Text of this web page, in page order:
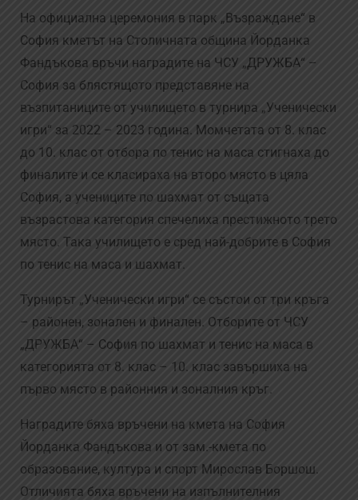
На официална церемония в парк „Възраждане“ в
София кметът на Столичната община Йорданка
Фандъкова връчи наградите на ЧСУ „ДРУЖБА“ –
София за блястящото представяне на
възпитаниците от училището в турнира „Ученически
игри“ за 2022 – 2023 година. Момчетата от 8. клас
до 10. клас от отбора по тенис на маса стигнаха до
финалите и се класираха на второ място в цяла
София, а учениците по шахмат от същата
възрастова категория спечелиха престижното трето
място. Така училището е сред най-добрите в София
по тенис на маса и шахмат.
Турнирът „Ученически игри“ се състои от три кръга
– районен, зонален и финален. Отборите от ЧСУ
„ДРУЖБА“ – София по шахмат и тенис на маса в
категорията от 8. клас – 10. клас завършиха на
първо място в районния и зоналния кръг.
Наградите бяха връчени на кмета на София
Йорданка Фандъкова и от зам.-кмета по
образование, култура и спорт Мирослав Боршош.
Отличията бяха връчени на изпълнителния